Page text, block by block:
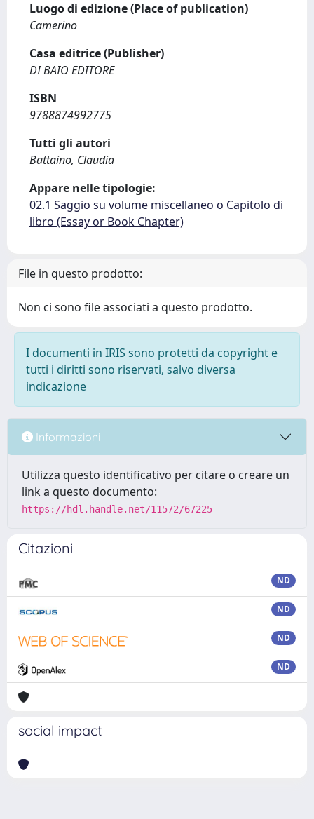
Luogo di edizione (Place of publication)
Camerino
Casa editrice (Publisher)
DI BAIO EDITORE
ISBN
9788874992775
Tutti gli autori
Battaino, Claudia
Appare nelle tipologie:
02.1 Saggio su volume miscellaneo o Capitolo di
libro (Essay or Book Chapter)
File in questo prodotto:
Non ci sono file associati a questo prodotto.
I documenti in IRIS sono protetti da copyright e
tutti i diritti sono riservati, salvo diversa
indicazione
Informazioni
Utilizza questo identificativo per citare o creare un
link a questo documento:
https://hdl.handle.net/11572/67225
Citazioni
ND
ND
ND
ND
social impact